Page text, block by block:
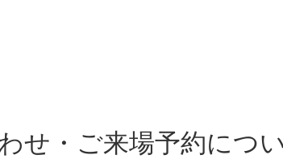
せ・ご来場予約につ